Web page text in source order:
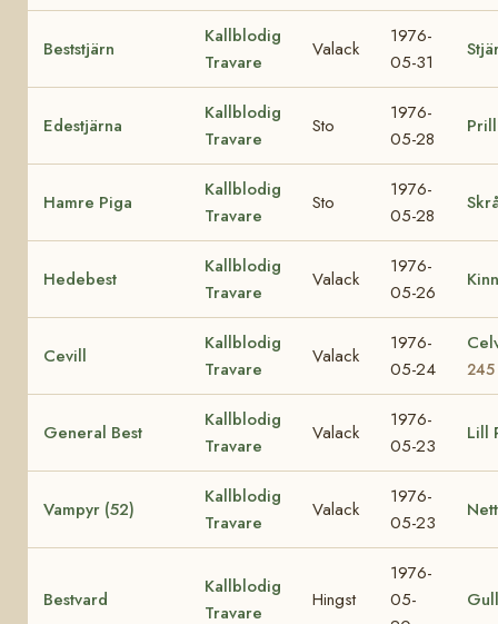
Beststjärn
Kallblodig
Travare
Valack
1976-
05-31
Edestjärna
Kallblodig
Travare
Sto
1976-
05-28
Hamre Piga
Kallblodig
Travare
Sto
1976-
05-28
Hedebest
Kallblodig
Travare
Valack
1976-
05-26
Cevill
Kallblodig
Travare
Valack
1976-
05-24
245
General Best
Kallblodig
Travare
Valack
1976-
05-23
Lill
Vampyr (52)
Kallblodig
Travare
Valack
1976-
05-23
Bestvard
Kallblodig
Travare
Hingst
1976-
05-